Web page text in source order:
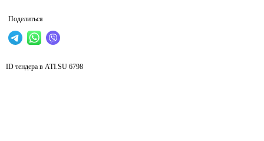
Поделиться
ID тендера в ATI.SU 6798